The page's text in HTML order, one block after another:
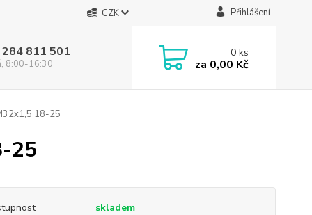
CZK Přihlášení
811 501
8:00-16:30
0ks
za 0,00 Kč
18-25
25
skladem